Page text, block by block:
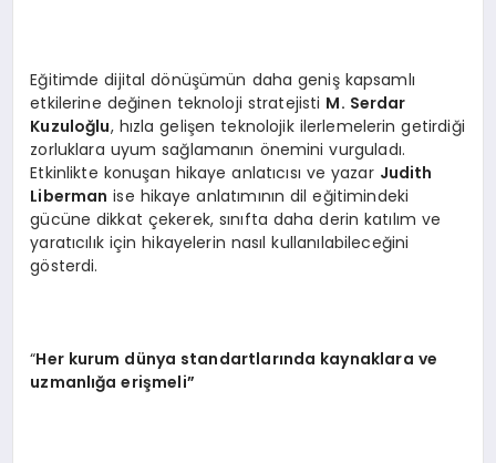
Eğitimde dijital dönüşümün daha geniş kapsamlı
etkilerine değinen teknoloji stratejisti M. Serdar
Kuzuloğlu, hızla gelişen teknolojik ilerlemelerin getirdiği
zorluklara uyum sağlamanın önemini vurguladı.
Etkinlikte konuşan hikaye anlatıcısı ve yazar Judith
Liberman ise hikaye anlatımının dil eğitimindeki
gücüne dikkat çekerek, sınıfta daha derin katılım ve
yaratıcılık için hikayelerin nasıl kullanılabileceğini
gösterdi.
“Her kurum dünya standartlarında kaynaklara ve
uzmanlığa erişmeli”